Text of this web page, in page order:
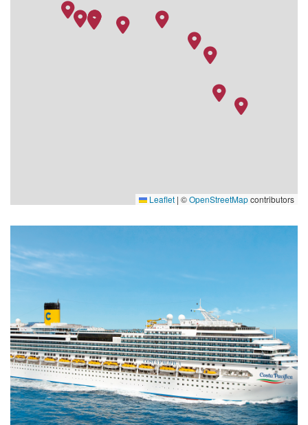
La Romana
(Dominikanische
Leaflet | ©OpenStreetMapcontributors